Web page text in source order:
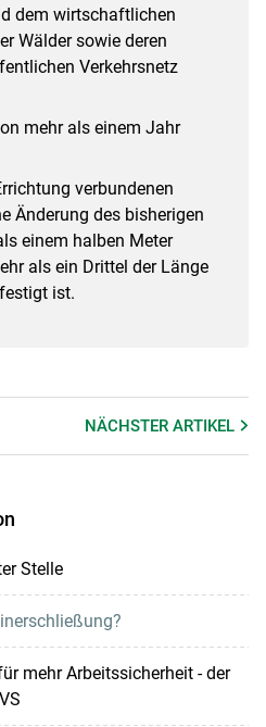
dem wirtschaftlichen
Wälder sowie deren
Verkehrsnetz
mehr als einem Jahr
verbundenen
Änderung des bisherigen
einem halben Meter
als ein Drittel der Länge
ist.
NÄCHSTERARTIKEL
Stelle
mehr Arbeitssicherheit - der